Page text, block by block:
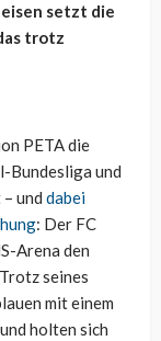
setzt die
trotz
PETA die
Bundesliga und
und dabei
: Der FC
Arena den
seines
mit einem
holten sich